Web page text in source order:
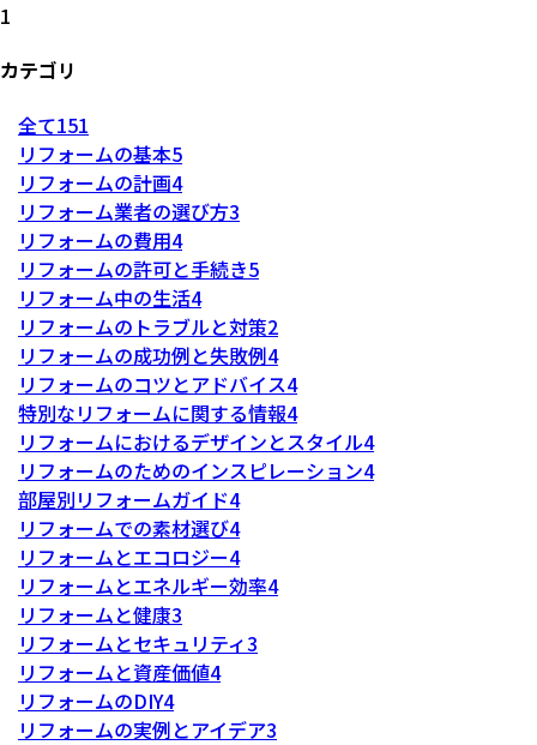
1
カテゴリ
全て151
リフォームの基本5
リフォームの計画4
リフォーム業者の選び方3
リフォームの費用4
リフォームの許可と手続き5
リフォーム中の生活4
リフォームのトラブルと対策2
リフォームの成功例と失敗例4
リフォームのコツとアドバイス4
特別なリフォームに関する情報4
リフォームにおけるデザインとスタイル4
リフォームのためのインスピレーション4
部屋別リフォームガイド4
リフォームでの素材選び4
リフォームとエコロジー4
リフォームとエネルギー効率4
リフォームと健康3
リフォームとセキュリティ3
リフォームと資産価値4
リフォームのDIY4
リフォームの実例とアイデア3